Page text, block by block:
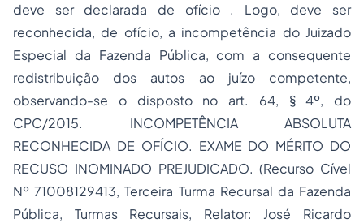
deve ser declarada de ofício . Logo, deve ser
reconhecida, de ofício, a incompetência do Juizado
Especial da Fazenda Pública, com a consequente
redistribuição dos autos ao juízo competente,
observando-se o disposto no art. 64, § 4º, do
CPC/2015. INCOMPETÊNCIA ABSOLUTA
RECONHECIDA DE OFÍCIO. EXAME DO MÉRITO DO
RECUSO INOMINADO PREJUDICADO. (Recurso Cível
Nº 71008129413, Terceira Turma Recursal da Fazenda
Pública, Turmas Recursais, Relator: José Ricardo